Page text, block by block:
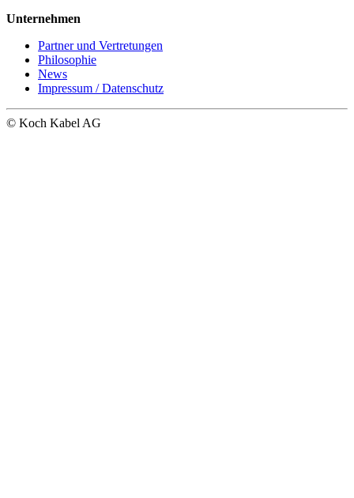
Unternehmen
Partner und Vertretungen
Philosophie
News
Impressum / Datenschutz
© Koch Kabel AG